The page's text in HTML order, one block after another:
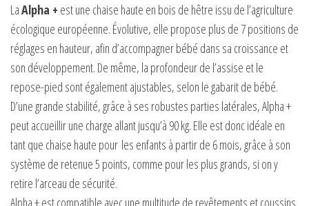
LaAlpha + est une chaise haute en bois de hêtre issu de l’agriculture
écologique européenne. Évolutive, elle propose plus de 7 positions de
réglages en hauteur, afin d’accompagner bébé dans sa croissance et
son développement. De même, la profondeur de l’assise et le
repose-pied sont également ajustables, selon le gabarit de bébé.
D’une grande stabilité, grâce à ses robustes parties latérales, Alpha +
peut accueillir une charge allant jusqu’à 90 kg. Elle est donc idéale en
tant que chaise haute pour les enfants à partir de 6 mois, grâce à son
système de retenue 5 points, comme pour les plus grands, si on y
retire l’arceau de sécurité.
Alpha + est compatible avec une multitude de revêtements et coussins